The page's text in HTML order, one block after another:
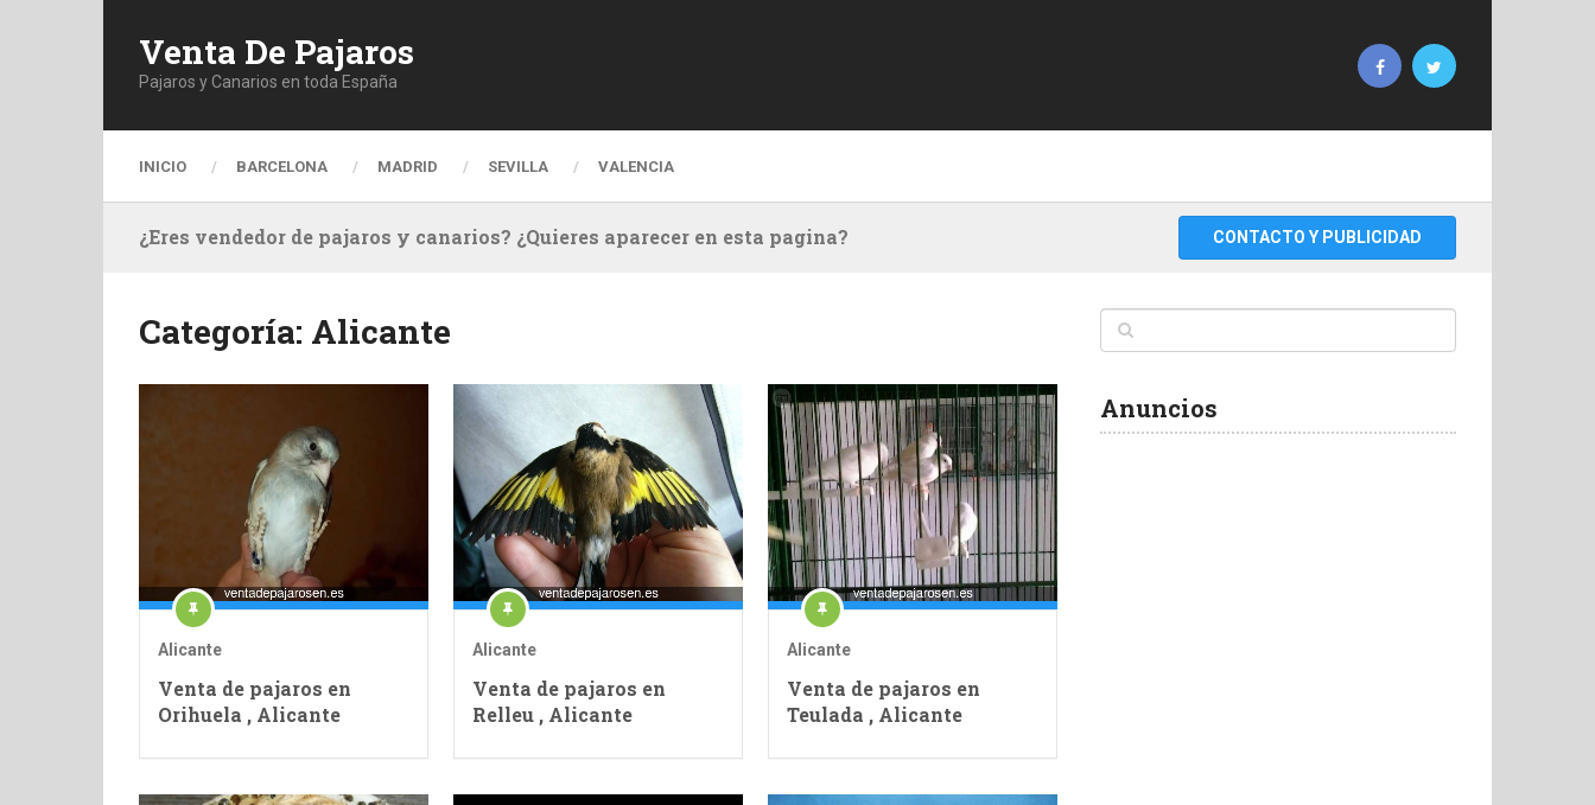
Venta De Pajaros
Pajaros y Canarios en toda España
INICIO BARCELONA MADRID SEVILLA VALENCIA
¿Eres vendedor de pajaros y canarios? ¿Quieres aparecer en esta pagina? CONTACTO Y PUBLICIDAD
Categoría: Alicante
Alicante
Venta de pajaros en
Orihuela , Alicante
Alicante
Venta de pajaros en
Relleu , Alicante
Alicante
Venta de pajaros en
Teulada , Alicante
Anuncios